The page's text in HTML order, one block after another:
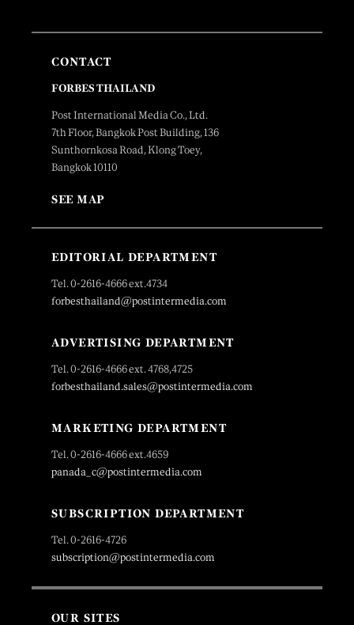
CONTACT
FORBES THAILAND
Post International Media Co., Ltd.
7th Floor, Bangkok Post Building, 136
Sunthornkosa Road, Klong Toey,
Bangkok 10110
SEE MAP
EDITORIAL DEPARTMENT
Tel. 0-2616-4666 ext.4734
forbesthailand@postintermedia.com
ADVERTISING DEPARTMENT
Tel. 0-2616-4666 ext. 4768,4725
forbesthailand.sales@postintermedia.com
MARKETING DEPARTMENT
Tel. 0-2616-4666 ext.4659
panada_c@postintermedia.com
SUBSCRIPTION DEPARTMENT
Tel. 0-2616-4726
subscription@postintermedia.com
OUR SITES